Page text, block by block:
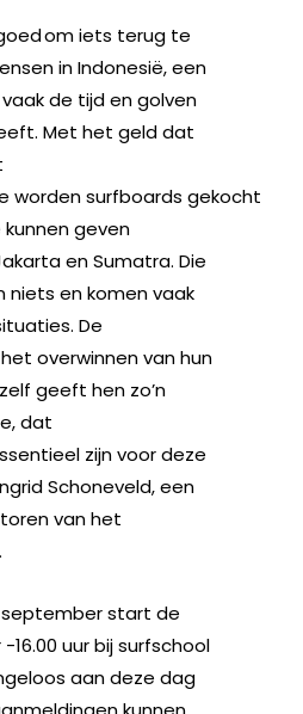
om iets terug te
in Indonesië, een
de tijd en golven
Met het geld dat
worden surfboards gekocht
geven
en Sumatra. Die
niets en komen vaak
De
overwinnen van hun
geeft hen zo’n
dat
zijn voor deze
Schoneveld, een
van het
start de
16.00 uur bij surfschool
aan deze dag